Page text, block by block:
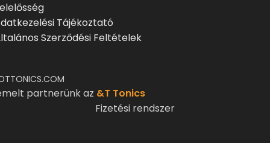
Tájékoztató
Szerződési Feltételek
partnerünk az &T Tonics
Fizetési rendszer